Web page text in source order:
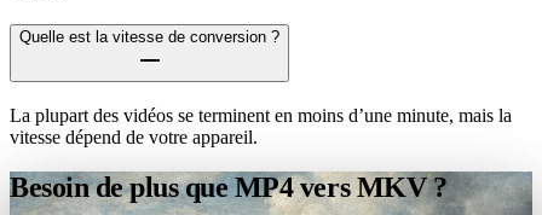
Quelle est la vitesse de conversion ?
La plupart des vidéos se terminent en moins d’une minute, mais la
vitesse dépend de votre appareil.
Besoin de plus que MP4 vers MKV ?